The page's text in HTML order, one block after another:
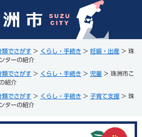
類でさがす > くらし・手続き > 妊娠・出産 > 珠
ターの紹介
類でさがす > くらし・手続き > 児童 > 珠洲市こ
紹介
類でさがす > くらし・手続き > 子育て支援 > 珠
ターの紹介